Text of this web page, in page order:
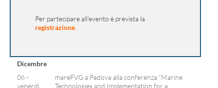
Per partecipare all’evento è prevista la
registrazione
Dicembre
06 -
venerdì
mareFVG a Padova alla conferenza “Marine
Technologies and Implementation for a